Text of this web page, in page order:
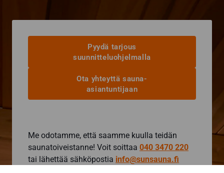
Pyydä tarjous
suunnitteluohjelmalla
Ota yhteyttä sauna-
asiantuntijaan
Me odotamme, että saamme kuulla teidän
saunatoiveistanne! Voit soittaa 040 3470 220
tai lähettää sähköpostia info@sunsauna.fi